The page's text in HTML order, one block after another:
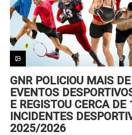
GNR POLICIOU MAIS
EVENTOS
E REGISTOU CERCA
INCIDENTES
2025/2026